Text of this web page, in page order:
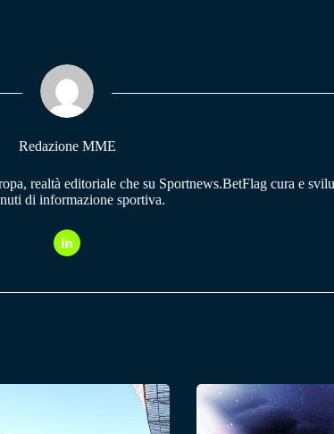
Redazione MME
realtà editoriale che su Sportnews.BetFlag cura e
di informazione sportiva.